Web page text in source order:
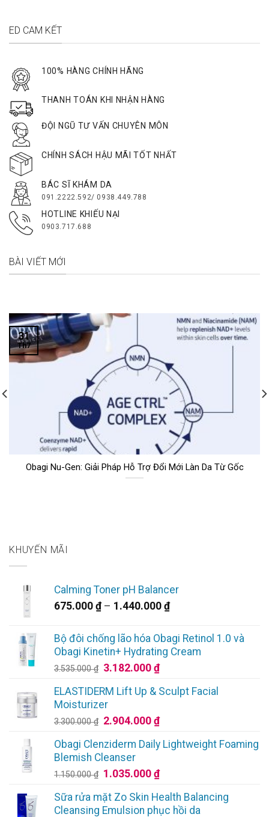
ED CAM KẾT
100% HÀNG CHÍNH HÃNG
THANH TOÁN KHI NHẬN HÀNG
ĐỘI NGŨ TƯ VẤN CHUYÊN MÔN
CHÍNH SÁCH HẬU MÃI TỐT NHẤT
BÁC SĨ KHÁM DA
091.2222.592/ 0938.449.788
HOTLINE KHIẾU NẠI
0903.717.688
BÀI VIẾT MỚI
Obagi Nu-Gen: Giải Pháp Hỗ Trợ Đổi Mới Làn Da Từ Gốc
31
Th7
KHUYẾN MÃI
Calming Toner pH Balancer
675.000 ₫ – 1.440.000 ₫Khoảng
từ
675.000 ₫
Bộ đôi chống lão hóa Obagi Retinol 1.0 và
Obagi Kinetin+ Hydrating Cream
3.535.000₫ Giá
là:
3.535.000 ₫.
3.182.000₫Giá
tại
ELASTIDERM Lift Up & Sculpt Facial
Moisturizer
3.300.000₫ Giá
là:
3.300.000 ₫.
2.904.000₫Giá
tại
Obagi Clenziderm Daily Lightweight Foaming
Blemish Cleanser
1.150.000₫ Giá
là:
1.035.000₫Giá
tại
Sữa rửa mặt Zo Skin Health Balancing
Cleansing Emulsion phục hồi da